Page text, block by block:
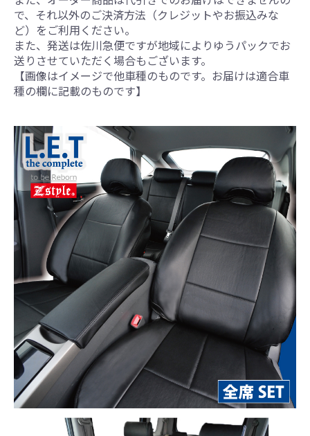
で、それ以外のご決済方法（クレジットやお振込みな
ど）をご利用ください。
また、発送は佐川急便ですが地域によりゆうパックでお
送りさせていただく場合もございます。
【画像はイメージで他車種のものです。お届けは適合車
種の欄に記載のものです】